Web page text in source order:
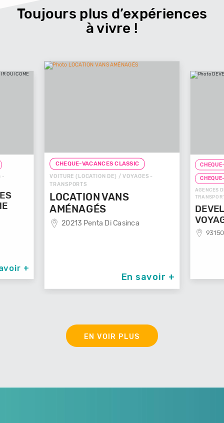
Toujours plus d’expériences
à vivre !
-
+
CHEQUE-VACANCES CLASSIC
VOITURE (LOCATION DE) / VOYAGES -
TRANSPORTS
LOCATION VANS
AMÉNAGÉS
20213 Penta Di Casinca
En savoir +
AGENCES
EN VOIR PLUS